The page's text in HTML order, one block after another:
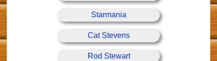
Starmania
Cat Stevens
Rod Stewart